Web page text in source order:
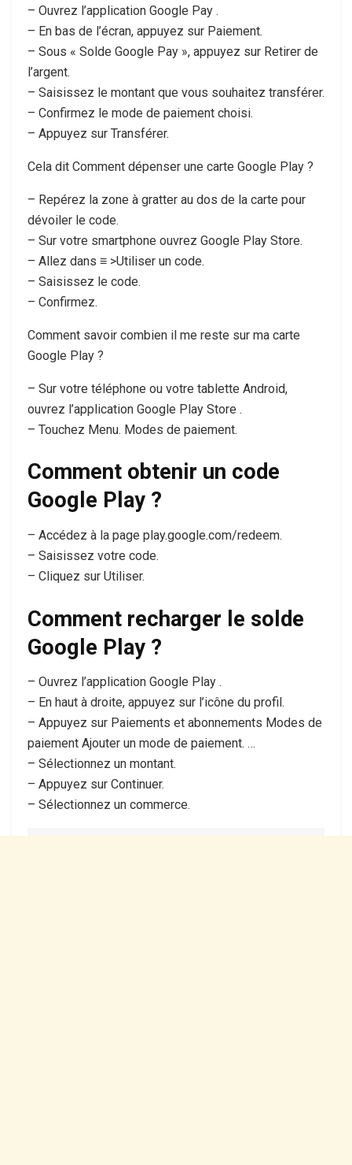
– Ouvrez l’application Google Pay .
– En bas de l’écran, appuyez sur Paiement.
– Sous « Solde Google Pay », appuyez sur Retirer de
l’argent.
– Saisissez le montant que vous souhaitez transférer.
– Confirmez le mode de paiement choisi.
– Appuyez sur Transférer.
Cela dit Comment dépenser une carte Google Play ?
– Repérez la zone à gratter au dos de la carte pour
dévoiler le code.
– Sur votre smartphone ouvrez Google Play Store.
– Allez dans ≡ >Utiliser un code.
– Saisissez le code.
– Confirmez.
Comment savoir combien il me reste sur ma carte
Google Play ?
– Sur votre téléphone ou votre tablette Android,
ouvrez l’application Google Play Store .
– Touchez Menu. Modes de paiement.
Comment obtenir un code
Google Play ?
– Accédez à la page play.google.com/redeem.
– Saisissez votre code.
– Cliquez sur Utiliser.
Comment recharger le solde
Google Play ?
– Ouvrez l’application Google Play .
– En haut à droite, appuyez sur l’icône du profil.
– Appuyez sur Paiements et abonnements Modes de
paiement Ajouter un mode de paiement. …
– Sélectionnez un montant.
– Appuyez sur Continuer.
– Sélectionnez un commerce.